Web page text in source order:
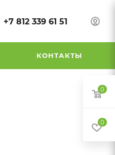
+7 812 339 61 51
КОНТАКТЫ
0
0